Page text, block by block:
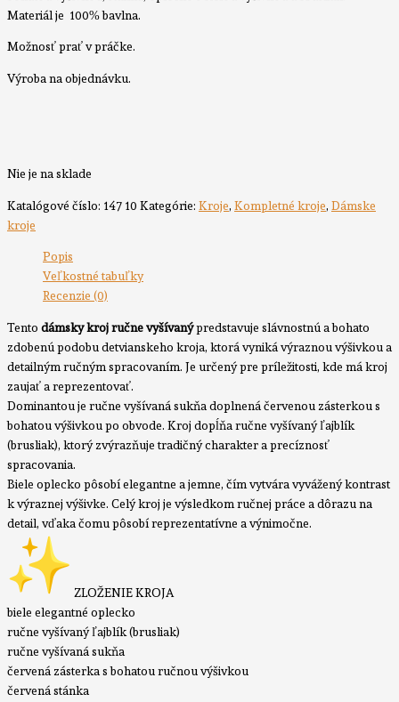
Materiál je 100% bavlna.
Možnosť prať v práčke.
Výroba na objednávku.
Nie je na sklade
Katalógové číslo: 147 10 Kategórie: Kroje, Kompletné kroje, Dámske
kroje
Popis
Veľkostné tabuľky
Recenzie (0)
Tento dámsky kroj ručne vyšívanýpredstavuje slávnostnú a bohato
zdobenú podobu detvianskeho kroja, ktorá vyniká výraznou výšivkou a
detailným ručným spracovaním. Je určený pre príležitosti, kde má kroj
zaujať a reprezentovať.
Dominantou je ručne vyšívaná sukňa doplnená červenou zásterkou s
bohatou výšivkou po obvode. Kroj dopĺňa ručne vyšívaný ľajblík
(brusliak), ktorý zvýrazňuje tradičný charakter a precíznosť
spracovania.
Biele oplecko pôsobí elegantne a jemne, čím vytvára vyvážený kontrast
k výraznej výšivke. Celý kroj je výsledkom ručnej práce a dôrazu na
detail, vďaka čomu pôsobí reprezentatívne a výnimočne.
ZLOŽENIE KROJA
biele elegantné oplecko
ručne vyšívaný ľajblík (brusliak)
ručne vyšívaná sukňa
červená zásterka s bohatou ručnou výšivkou
červená stánka